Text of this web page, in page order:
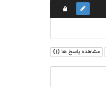
مشاهده پاسخ ها (1
)